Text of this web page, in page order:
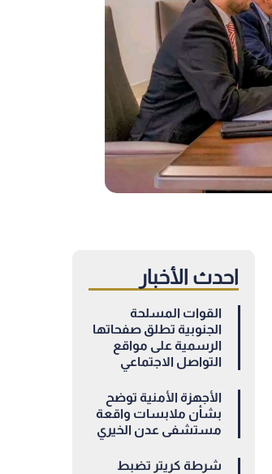
احدث الأخبار
القوات المسلحة
الجنوبية تطلق صفحاتها
الرسمية على مواقع
التواصل الاجتماعي
الأجهزة الأمنية توضح
بشأن ملابسات واقعة
مستشفى عدن الخيري
شرطة كريتر تضبط